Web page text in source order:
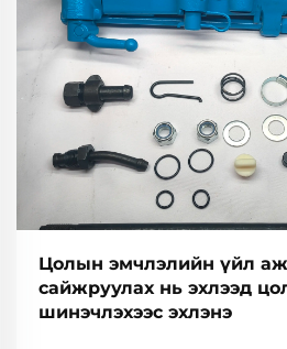
Цолын эмчлэлийн үйл
сайжруулах нь эхлээд
шинэчлэхээс эхлэнэ